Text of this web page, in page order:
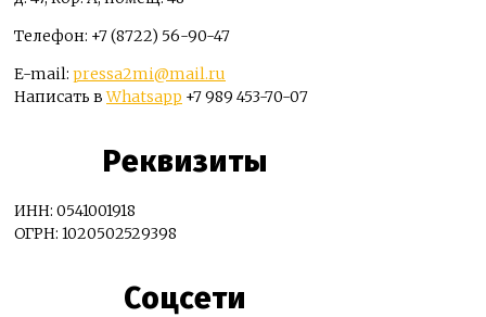
Телефон: +7 (8722) 56-90-47
E-mail: pressa2mi@mail.ru
Написать вWhatsapp +7 989 453-70-07
Реквизиты
ИНН: 0541001918
ОГРН: 1020502529398
Соцсети